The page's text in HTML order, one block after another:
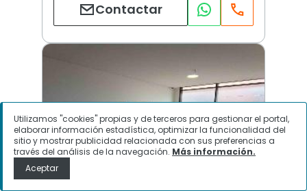
Contactar
Utilizamos "cookies" propias y de terceros para gestionar el portal,
elaborar información estadística, optimizar la funcionalidad del
sitio y mostrar publicidad relacionada con sus preferencias a
través del análisis de la navegación. Más información.
Aceptar